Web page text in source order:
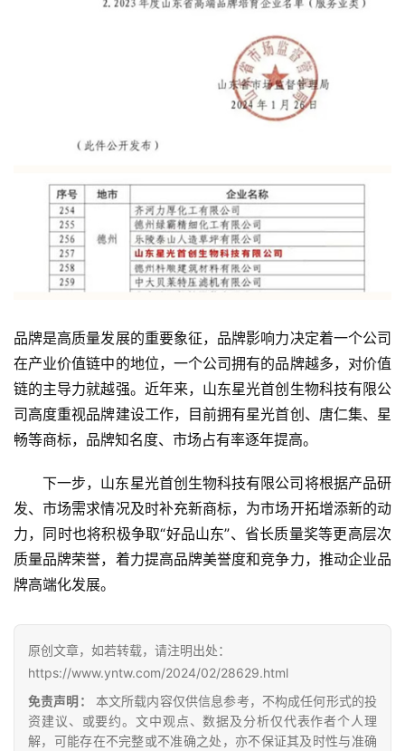
首
页
云
公
众
号
货
报
价
品牌是高质量发展的重要象征，品牌影响力决定着一个公司
在产业价值链中的地位，一个公司拥有的品牌越多，对价值
链的主导力就越强。近年来，山东星光首创生物科技有限公
司高度重视品牌建设工作，目前拥有星光首创、唐仁集、星
畅等商标，品牌知名度、市场占有率逐年提高。
下一步，山东星光首创生物科技有限公司将根据产品研
发、市场需求情况及时补充新商标，为市场开拓增添新的动
力，同时也将积极争取“好品山东”、省长质量奖等更高层次
质量品牌荣誉，着力提高品牌美誉度和竞争力，推动企业品
牌高端化发展。
原创文章，如若转载，请注明出处：
https://www.yntw.com/2024/02/28629.html
免责声明：
本文所载内容仅供信息参考，不构成任何形式的投
资建议、或要约。文中观点、数据及分析仅代表作者个人理
解，可能存在不完整或不准确之处，亦不保证其及时性与准确